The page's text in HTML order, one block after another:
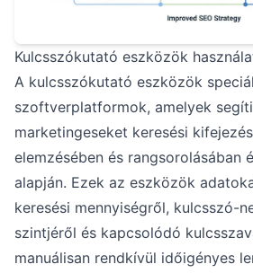
Kulcsszókutató eszközök
A kulcsszókutató eszközök
szoftverplatformok, amelyek
marketingeseket keresési
elemzésében és rangsorolásában
alapján. Ezek az eszközök
keresési mennyiségről, kulcsszó-
szintjéről és kapcsolódó
manuálisan rendkívül időigényes